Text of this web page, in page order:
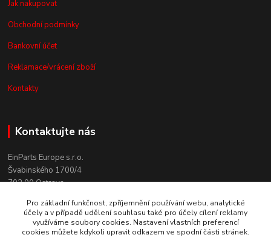
Jak nakupovat
Obchodní podmínky
Bankovní účet
Reklamace/vrácení zboží
Kontakty
Kontaktujte nás
EinParts Europe s.r.o.
Švabinského 1700/4
702 00 Ostrava
+420 558 080 004
(po. - pá. 9:00-13:00)
obchod@einparts.cz
Pro základní funkčnost, zpříjemnění používání webu, analytické
účely a v případě udělení souhlasu také pro účely cílení reklamy
využíváme soubory cookies. Nastavení vlastních preferencí
cookies můžete kdykoli upravit odkazem ve spodní části stránek.